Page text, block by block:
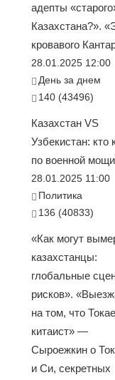
адепты
Казахстана?».
кровавого
28.01.2025 12:00
День за днем
140 (43496)
Казахстан VS
Узбекистан: кто
по военной
28.01.2025 11:00
Политика
136 (40833)
«Как могут
казахстанцы:
глобальные
рисков».
на том, что
китаист» —
Сыроежкин о
и Си, секретных